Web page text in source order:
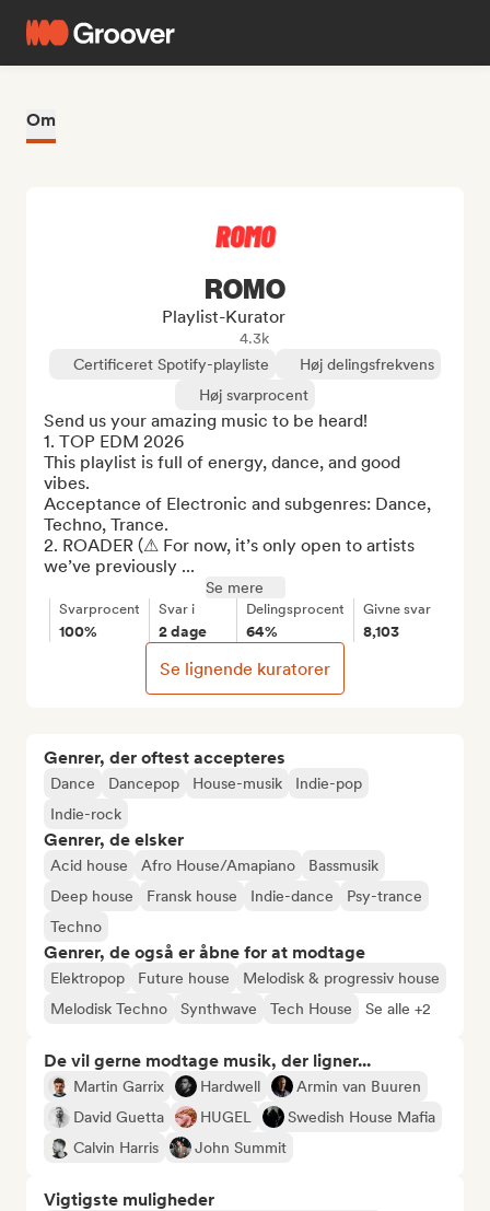
Om
Genrer, der oftest accepteres
Dance Dancepop House-musik
Indie-pop
Indie-rock
Genrer, de elsker
Acid house Afro House/Amapiano
Bassmusik
Deep house
Fransk house Indie-dance
Psy-trance
Techno
Genrer, de også er åbne for at modtage
Elektropop Future house
Melodisk & progressiv house
Melodisk Techno
Synthwave Tech House Se alle +2
De vil gerne modtage musik, der ligner...
Martin Garrix Hardwell
Armin van Buuren
David Guetta
HUGEL
Swedish House Mafia
Calvin Harris
John Summit
Vigtigste muligheder
ROMO
Playlist-Kurator
4.3k
Certificeret Spotify-playliste
Høj delingsfrekvens
Høj svarprocent
Send us your amazing music to be heard!
1. TOP EDM 2026
This playlist is full of energy, dance, and good
vibes.
Acceptance of Electronic and subgenres: Dance,
Techno, Trance.
2. ROADER (⚠ For now, it’s only open to artists
we’ve previously ...
Se mere
Svarprocent
100%
Svar i
2 dage
Delingsprocent
64%
Givne svar
8,103
Se lignende kuratorer